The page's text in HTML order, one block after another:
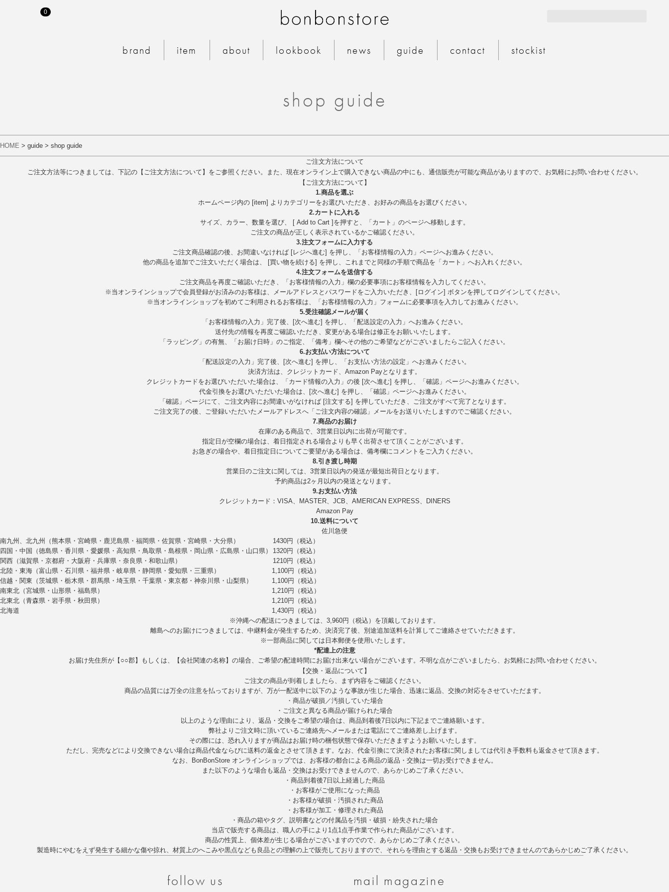
brand item about lookbook news guide contact stockist
MY PAGE
0
shop guide
HOME > guide > shop guide
ご注文方法について
ご注文方法等につきましては、下記の【ご注文方法について】をご参照ください。また、現在オンライン上で購入できない商品の中にも、通信販売が可能な商品がありますので、お気軽にお問い合わせください。
【ご注文方法について】
1.商品を選ぶ
ホームページ内の [item] よりカテゴリーをお選びいただき、お好みの商品をお選びください。
2.カートに入れる
サイズ、カラー、数量を選び、 [ Add to Cart ]を押すと、「カート」のページへ移動します。
ご注文の商品が正しく表示されているかご確認ください。
3.注文フォームに入力する
ご注文商品確認の後、お間違いなければ [レジへ進む] を押し、「お客様情報の入力」ページへお進みください。
他の商品を追加でご注文いただく場合は、 [買い物を続ける] を押し、これまでと同様の手順で商品を「カート」へお入れください。
4.注文フォームを送信する
ご注文商品を再度ご確認いただき、「お客様情報の入力」欄の必要事項にお客様情報を入力してください。
※当オンラインショップで会員登録がお済みのお客様は、メールアドレスとパスワードをご入力いただき、[ログイン] ボタンを押してログインしてください。
※当オンラインショップを初めてご利用されるお客様は、「お客様情報の入力」フォームに必要事項を入力してお進みください。
5.受注確認メールが届く
「お客様情報の入力」完了後、[次へ進む] を押し、「配送設定の入力」へお進みください。
送付先の情報を再度ご確認いただき、変更がある場合は修正をお願いいたします。
「ラッピング」の有無、「お届け日時」のご指定、「備考」欄へその他のご希望などがございましたらご記入ください。
6.お支払い方法について
「配送設定の入力」完了後、[次へ進む] を押し、「お支払い方法の設定」へお進みください。
決済方法は、クレジットカード、Amazon Payとなります。
クレジットカードをお選びいただいた場合は、「カード情報の入力」の後 [次へ進む] を押し、「確認」ページへお進みください。
代金引換をお選びいただいた場合は、[次へ進む] を押し、「確認」ページへお進みください。
「確認」ページにて、ご注文内容にお間違いがなければ [注文する] を押していただき、ご注文がすべて完了となります。
ご注文完了の後、ご登録いただいたメールアドレスへ「ご注文内容の確認」メールをお送りいたしますのでご確認ください。
7.商品のお届け
在庫のある商品で、3営業日以内に出荷が可能です。
指定日が空欄の場合は、着日指定される場合よりも早く出荷させて頂くことがございます。
お急ぎの場合や、着日指定日についてご要望がある場合は、備考欄にコメントをご入力ください。
8.引き渡し時期
営業日のご注文に関しては、3営業日以内の発送が最短出荷日となります。
予約商品は2ヶ月以内の発送となります。
9.お支払い方法
クレジットカード：VISA、MASTER、JCB、AMERICAN EXPRESS、DINERS
Amazon Pay
10.送料について
佐川急便
南九州、北九州（熊本県・宮崎県・鹿児島県・福岡県・佐賀県・宮崎県・大分県）
1430円（税込）
四国・中国（徳島県・香川県・愛媛県・高知県・鳥取県・島根県・岡山県・広島県・山口県）
1320円（税込）
関西（滋賀県・京都府・大阪府・兵庫県・奈良県・和歌山県）
1210円（税込）
北陸・東海（富山県・石川県・福井県・岐阜県・静岡県・愛知県・三重県）
1,100円（税込）
信越・関東（茨城県・栃木県・群馬県・埼玉県・千葉県・東京都・神奈川県・山梨県）
1,100円（税込）
南東北（宮城県・山形県・福島県）
1,210円（税込）
北東北（青森県・岩手県・秋田県）
1,210円（税込）
北海道
1,430円（税込）
※沖縄への配送につきましては、3,960円（税込）を頂戴しております。
離島へのお届けにつきましては、中継料金が発生するため、決済完了後、別途追加送料を計算してご連絡させていただきます。
※一部商品に関しては日本郵便を使用いたします。
*配達上の注意
お届け先住所が【○○郡】もしくは、【会社関連の名称】の場合、ご希望の配達時間にお届け出来ない場合がございます。不明な点がございましたら、お気軽にお問い合わせください。
【交換・返品について】
ご注文の商品が到着しましたら、まず内容をご確認ください。
商品の品質には万全の注意を払っておりますが、万が一配送中に以下のような事故が生じた場合、迅速に返品、交換の対応をさせていただます。
・商品が破損／汚損していた場合
・ご注文と異なる商品が届けられた場合
以上のような理由により、返品・交換をご希望の場合は、商品到着後7日以内に下記までご連絡願います。
弊社よりご注文時に頂いているご連絡先へメールまたは電話にてご連絡差し上げます。
その際には、恐れ入りますが商品はお届け時の梱包状態で保存いただきますようお願いいたします。
ただし、完売などにより交換できない場合は商品代金ならびに送料の返金とさせて頂きます。なお、代金引換にて決済されたお客様に関しましては代引き手数料も返金させて頂きます。
なお、BonBonStore オンラインショップでは、お客様の都合による商品の返品・交換は一切お受けできません。
また以下のような場合も返品・交換はお受けできませんので、あらかじめご了承ください。
・商品到着後7日以上経過した商品
・お客様がご使用になった商品
・お客様が破損・汚損された商品
・お客様が加工・修理された商品
・商品の箱やタグ、説明書などの付属品を汚損・破損・紛失された場合
当店で販売する商品は、職人の手により1点1点手作業で作られた商品がございます。
商品の性質上、個体差が生じる場合がございますのでので、あらかじめご了承ください。
製造時にやむをえず発生する細かな傷や掠れ、材質上のへこみや黒点なども良品との理解の上で販売しておりますので、それらを理由とする返品・交換もお受けできませんのであらかじめご了承ください。
follow us mail magazine